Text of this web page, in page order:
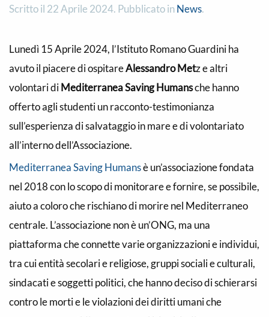
Scritto il 22 Aprile 2024. Pubblicato inNews.
Lunedì 15 Aprile 2024, l’Istituto Romano Guardini ha
avuto il piacere di ospitareAlessandro Metz e altri
volontari diMediterranea Saving Humansche hanno
offerto agli studenti un racconto-testimonianza
sull’esperienza di salvataggio in mare e di volontariato
all’interno dell’Associazione.
Mediterranea Saving Humansè un’associazione fondata
nel 2018 con lo scopo di monitorare e fornire, se possibile,
aiuto a coloro che rischiano di morire nel Mediterraneo
centrale. L’associazione non è un’ONG, ma una
piattaforma che connette varie organizzazioni e individui,
tra cui entità secolari e religiose, gruppi sociali e culturali,
sindacati e soggetti politici, che hanno deciso di schierarsi
contro le morti e le violazioni dei diritti umani che